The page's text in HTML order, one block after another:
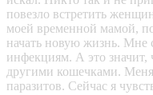
повезло встретить
моей временной мамой,
начать новую жизнь. Мне
инфекциям. А это значит,
другими кошечками. Меня
паразитов. Сейчас я